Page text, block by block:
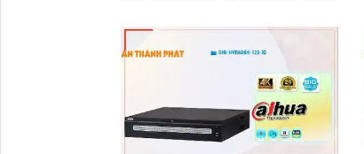
khi làm việc trong điều kiện ánh
sáng yếu